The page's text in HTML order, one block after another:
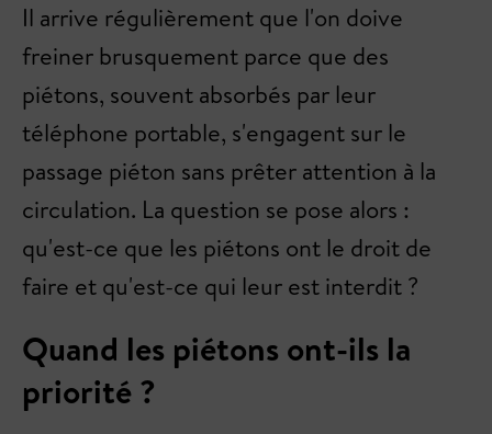
Il arrive régulièrement que l'on doive
freiner brusquement parce que des
piétons, souvent absorbés par leur
téléphone portable, s'engagent sur le
passage piéton sans prêter attention à la
circulation. La question se pose alors :
qu'est-ce que les piétons ont le droit de
faire et qu'est-ce qui leur est interdit ?
Quand les piétons ont-ils la
priorité ?